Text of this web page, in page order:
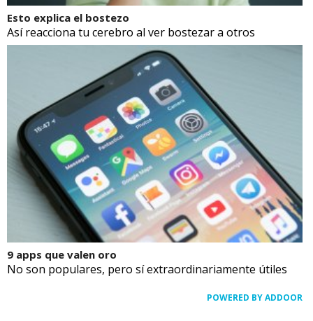
Esto explica el bostezo
Así reacciona tu cerebro al ver bostezar a otros
9 apps que valen oro
No son populares, pero sí extraordinariamente útiles
POWERED BY ADDOOR